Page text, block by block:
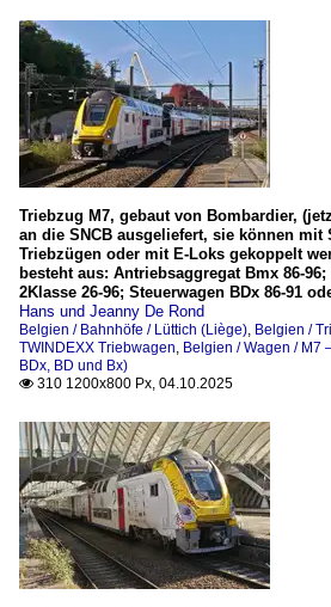
Triebzug M7, gebaut von Bombardier,
an die SNCB ausgeliefert, sie können mit
Triebzügen oder mit E-Loks gekoppelt
besteht aus: Antriebsaggregat Bmx 86-
2Klasse 26-96; Steuerwagen BDx 86-91
Hans und Jeanny De Rond
Belgien / Bahnhöfe / Lüttich (Liège), Belgien /
TWINDEXX Triebwagen, Belgien / Wagen / M7
BDx, BD und Bx)
 310 1200x800 Px, 04.10.2025